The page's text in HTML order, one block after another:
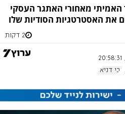
מאחורי האתגר העסקי
את האסטרטגיות הסודיות שלו
2 דקות
גבי דניאל